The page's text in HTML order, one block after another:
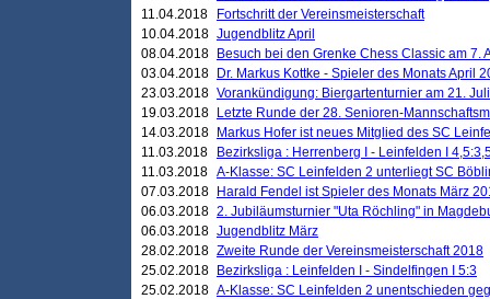
11.04.2018
Fortschritt der Vereinsmeisterschaft
10.04.2018 Jugendblitz April
08.04.2018
Besuch bei den Grenke Chess Classic am 7.
03.04.2018
Dr. Markus Kottke - Spieler des Monats April
23.03.2018 Vorankündigung: Biergartenturnier am 21.
19.03.2018
Letzte Runde der 28. Senioren-
14.03.2018
Markus Hofer ist neues Mitglied des SC
11.03.2018
Bezirksliga : Herrenberg I - Leinfelden I
11.03.2018 A-Klasse: SC Leinfelden 2 unterliegt SC
07.03.2018
Harald Fendel ist Spieler des Monats März
06.03.2018 2. Jubiläumsturnier "Uta Röchling" in
06.03.2018 Jugendblitz März
28.02.2018 Zweite Runde der Vereinsmeisterschaft 2018
25.02.2018
Bezirksliga : Leinfelden I - Sindelfingen I 5:3
25.02.2018 A-Klasse: SC Leinfelden 2 unentschieden